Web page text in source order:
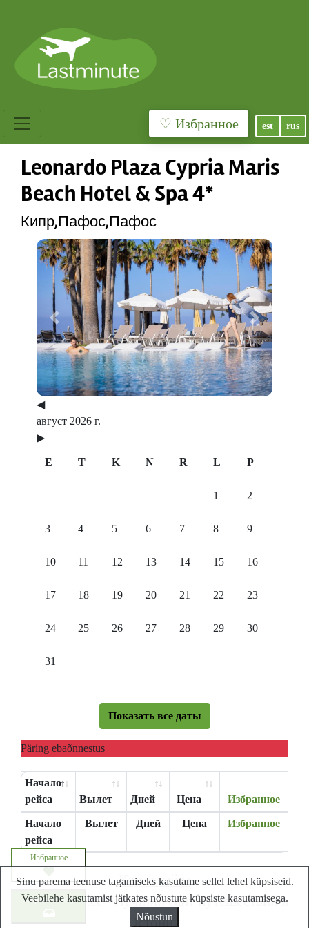
♡ Избранное est rus
Leonardo Plaza Cypria Maris
Beach Hotel & Spa 4*
Кипр,Пафос,Пафос
Previous Next
◀
август 2026 г.
▶
E T K N R L P
1 2
3 4 5 6 7 8 9
10 11 12 13 14 15 16
17 18 19 20 21 22 23
24 25 26 27 28 29 30
31
Показать все даты
Päring ebaõnnestus
Начало
рейса
Вылет Дней Цена Избранное
Начало
рейса
Вылет Дней Цена Избранное
Запросите цену
Избранное
Карта сайта
Lastminute.ee - Лучший сайт путешествий в
Эстонии
Sinu parema teenuse tagamiseks kasutame sellel lehel küpsiseid.
Veebilehe kasutamist jätkates nõustute küpsiste kasutamisega.
Nõustun